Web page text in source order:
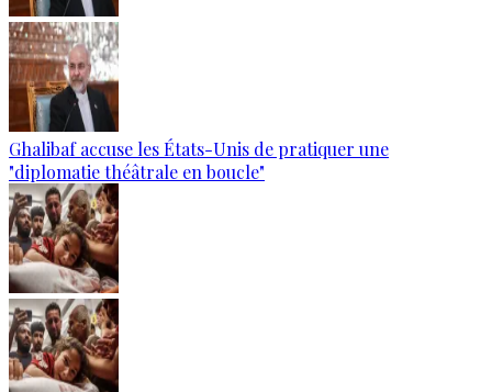
Ghalibaf accuse les États-Unis de pratiquer une
"diplomatie théâtrale en boucle"